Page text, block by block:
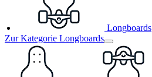
Longboards
Zur Kategorie Longboards